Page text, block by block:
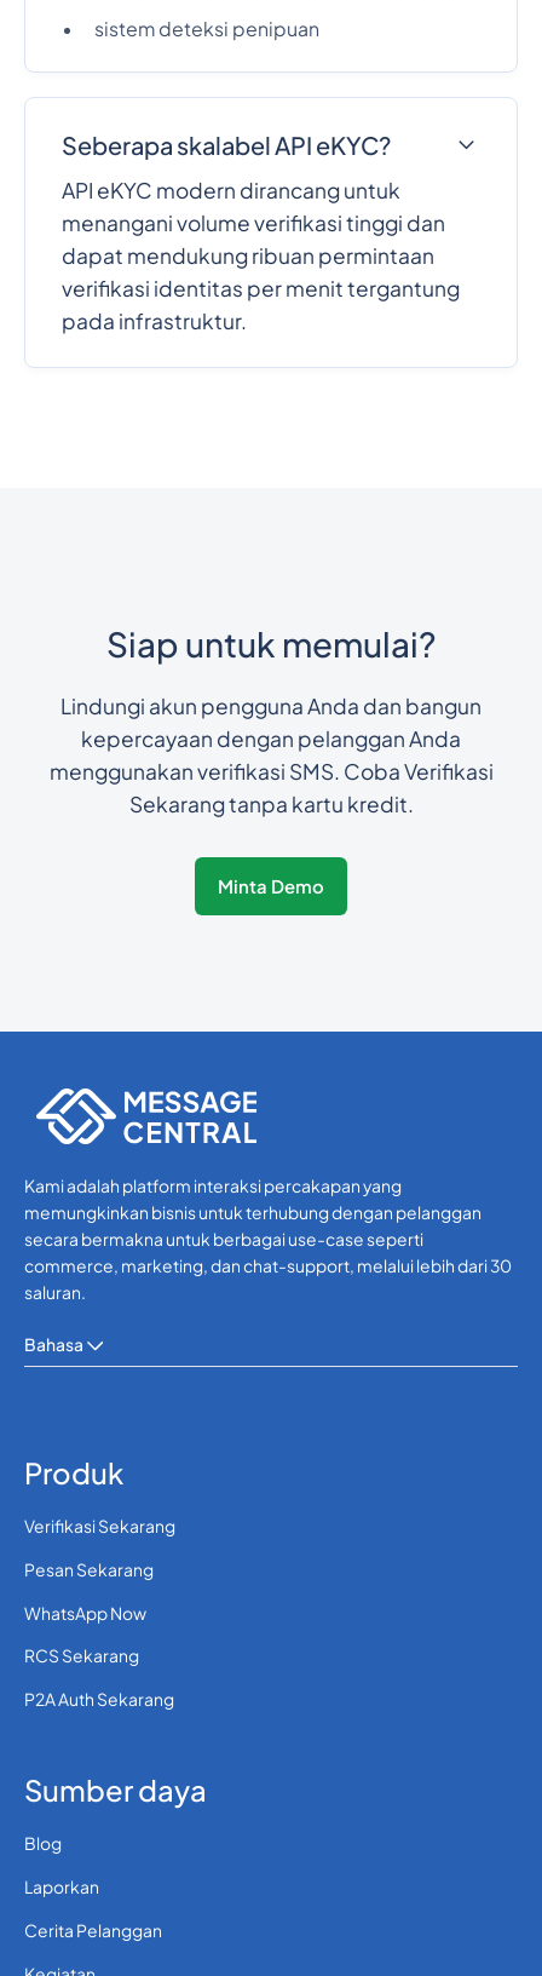
sistem deteksi penipuan
Seberapa skalabel API eKYC?
API eKYC modern dirancang untuk
menangani volume verifikasi tinggi dan
dapat mendukung ribuan permintaan
verifikasi identitas per menit tergantung
pada infrastruktur.
Siap untuk memulai?
Lindungi akun pengguna Anda dan bangun
kepercayaan dengan pelanggan Anda
menggunakan verifikasi SMS. Coba Verifikasi
Sekarang tanpa kartu kredit.
Minta Demo
Kami adalah platform interaksi percakapan yang
memungkinkan bisnis untuk terhubung dengan pelanggan
secara bermakna untuk berbagai use-case seperti
commerce, marketing, dan chat-support, melalui lebih dari 30
saluran.
Bahasa
Produk
Verifikasi Sekarang
Pesan Sekarang
WhatsApp Now
RCS Sekarang
P2A Auth Sekarang
Sumber daya
Blog
Laporkan
Cerita Pelanggan